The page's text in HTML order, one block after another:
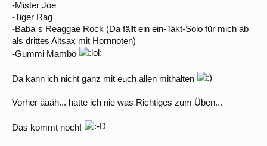
-Mister Joe
-Tiger Rag
-Baba´s Reaggae Rock (Da fällt ein ein-Takt-Solo für mich ab
als drittes Altsax mit Hornnoten)
-Gummi Mambo
Da kann ich nicht ganz mit euch allen mithalten
Vorher äääh... hatte ich nie was Richtiges zum Üben...
Das kommt noch!